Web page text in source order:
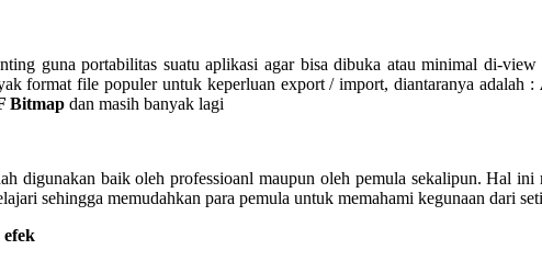
guna portabilitas suatu aplikasi agar bisa dibuka atau minimal di-
format file populer untuk keperluan export / import, diantaranya adalah :
Bitmap dan masih banyak lagi
digunakan baik oleh professioanl maupun oleh pemula sekalipun. Hal
sehingga memudahkan para pemula untuk memahami kegunaan dari
efek